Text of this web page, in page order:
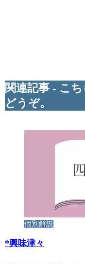
関連記事 - こ
どうぞ。
個別解説
*興味津々